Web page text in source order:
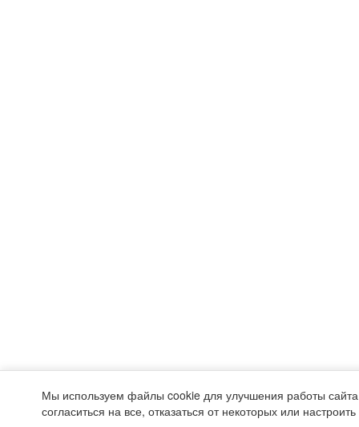
Мы используем файлы cookie для улучшения работы
согласиться на все, отказаться от некоторых или